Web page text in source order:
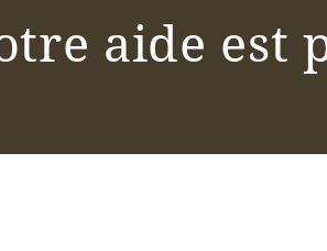
aide est